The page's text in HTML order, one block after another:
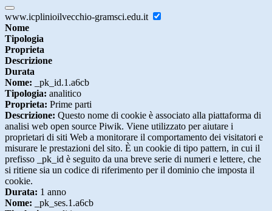
www.icplinioilvecchio-gramsci.edu.it
Nome
Tipologia
Proprieta
Descrizione
Durata
Nome: _pk_id.1.a6cb
Tipologia: analitico
Proprieta: Prime parti
Descrizione: Questo nome di cookie è associato alla piattaforma di
analisi web open source Piwik. Viene utilizzato per aiutare i
proprietari di siti Web a monitorare il comportamento dei visitatori e
misurare le prestazioni del sito. È un cookie di tipo pattern, in cui il
prefisso _pk_id è seguito da una breve serie di numeri e lettere, che
si ritiene sia un codice di riferimento per il dominio che imposta il
cookie.
Durata: 1 anno
Nome: _pk_ses.1.a6cb